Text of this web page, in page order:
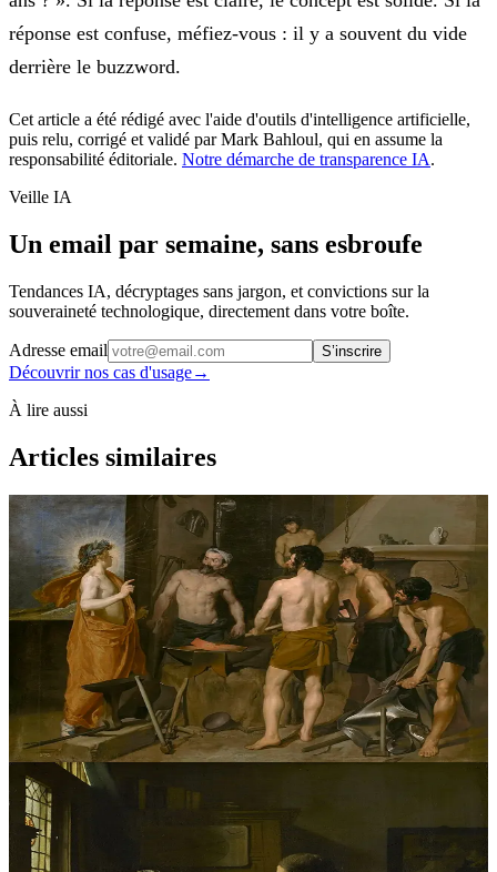
réponse est confuse, méfiez-vous : il y a souvent du vide
derrière le buzzword.
Cet article a été rédigé avec l'aide d'outils d'intelligence artificielle,
puis relu, corrigé et validé parMark Bahloul, qui en assume la
responsabilité éditoriale. Notre démarche de transparence IA.
Veille IA
Un email par semaine, sans esbroufe
Tendances IA, décryptages sans jargon, et convictions sur la
souveraineté technologique, directement dans votre boîte.
Adresse email S’inscrire
Découvrir nos cas d'usage→
À lire aussi
Articles similaires
29 juillet 2026· 15 min
IA générative ou machine learning classique : le
guide honnête pour choisir
Depuis ChatGPT, « on veut de l’IA » signifie presque toujours « on
veut un LLM ». Le raccourci se paie en factures d’inférence, sur des
tâches qu’un modèle prédictif traiterait mieux, moins cher et de
façon justifiable devant un tiers. Cinq questions posées avant le
cahier des charges suffisent à savoir de quel côté tombe votre cas.
L'IA décryptée
22 juillet 2026
La computer vision démystifiée : ce qu'une caméra
qui « voit » sait vraiment faire